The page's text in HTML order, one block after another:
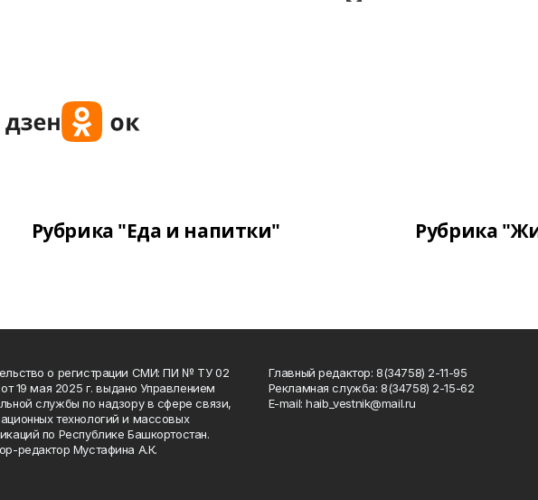
Рубрика "Еда и напитки" Рубрика
о регистрации СМИ: ПИ № ТУ 02
19 мая 2025 г. выдано Управлением
службы по надзору в сфере связи,
технологий и массовых
по Республике Башкортостан.
редактор Мустафина А.К.
Главный редактор: 8(34758) 2-11-95
Рекламная служба: 8(34758) 2-15-62
Е-mаil: haib_vestnik@mail.ru